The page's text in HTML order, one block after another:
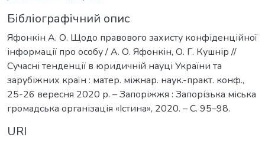
Бібліографічний опис
Яфонкін А. О. Щодо правового захисту конфіденційної
інформації про особу / А. О. Яфонкін, О. Г. Кушнір //
Сучасні тенденції в юридичній науці України та
зарубіжних країн : матер. міжнар. наук.-практ. конф.,
25-26 вересня 2020 р. – Запоріжжя : Запорізька міська
громадська організація «Істина», 2020. – С. 95–98.
URI